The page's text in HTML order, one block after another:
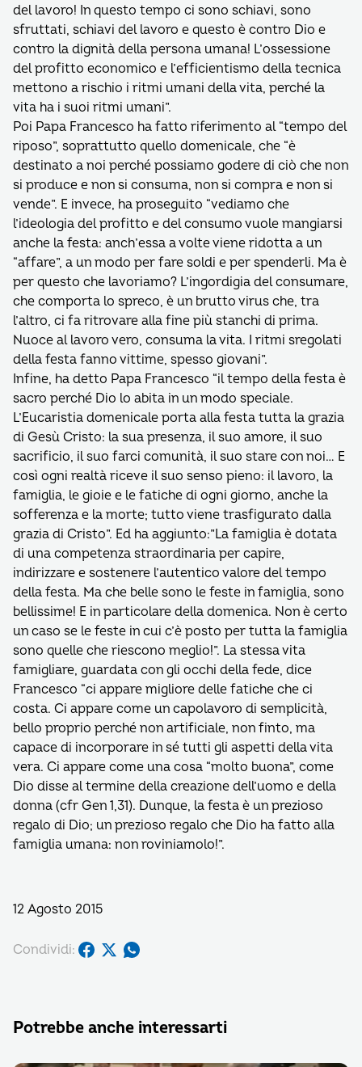
del lavoro! In questo tempo ci sono schiavi, sono
sfruttati, schiavi del lavoro e questo è contro Dio e
contro la dignità della persona umana! L’ossessione
del profitto economico e l’efficientismo della tecnica
mettono a rischio i ritmi umani della vita, perché la
vita ha i suoi ritmi umani”.
Poi Papa Francesco ha fatto riferimento al “tempo del
riposo”, soprattutto quello domenicale, che “è
destinato a noi perché possiamo godere di ciò che non
si produce e non si consuma, non si compra e non si
vende”. E invece, ha proseguito “vediamo che
l’ideologia del profitto e del consumo vuole mangiarsi
anche la festa: anch’essa a volte viene ridotta a un
“affare”, a un modo per fare soldi e per spenderli. Ma è
per questo che lavoriamo? L’ingordigia del consumare,
che comporta lo spreco, è un brutto virus che, tra
l’altro, ci fa ritrovare alla fine più stanchi di prima.
Nuoce al lavoro vero, consuma la vita. I ritmi sregolati
della festa fanno vittime, spesso giovani”.
Infine, ha detto Papa Francesco “il tempo della festa è
sacro perché Dio lo abita in un modo speciale.
L’Eucaristia domenicale porta alla festa tutta la grazia
di Gesù Cristo: la sua presenza, il suo amore, il suo
sacrificio, il suo farci comunità, il suo stare con noi… E
così ogni realtà riceve il suo senso pieno: il lavoro, la
famiglia, le gioie e le fatiche di ogni giorno, anche la
sofferenza e la morte; tutto viene trasfigurato dalla
grazia di Cristo”. Ed ha aggiunto:”La famiglia è dotata
di una competenza straordinaria per capire,
indirizzare e sostenere l’autentico valore del tempo
della festa. Ma che belle sono le feste in famiglia, sono
bellissime! E in particolare della domenica. Non è certo
un caso se le feste in cui c’è posto per tutta la famiglia
sono quelle che riescono meglio!”. La stessa vita
famigliare, guardata con gli occhi della fede, dice
Francesco “ci appare migliore delle fatiche che ci
costa. Ci appare come un capolavoro di semplicità,
bello proprio perché non artificiale, non finto, ma
capace di incorporare in sé tutti gli aspetti della vita
vera. Ci appare come una cosa “molto buona”, come
Dio disse al termine della creazione dell’uomo e della
donna (cfr Gen 1,31). Dunque, la festa è un prezioso
regalo di Dio; un prezioso regalo che Dio ha fatto alla
famiglia umana: non roviniamolo!”.
12 Agosto 2015
Condividi:
Potrebbe anche interessarti